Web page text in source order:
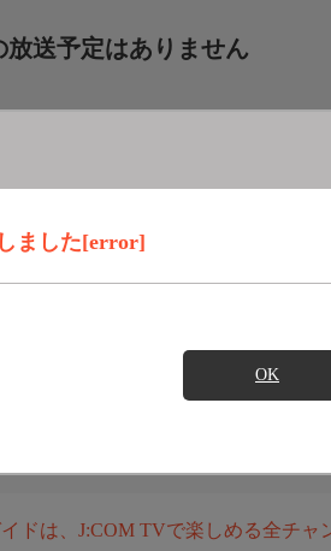
ました[error]
OK
放送予定はありません
ドは、J:COM TVで楽しめる全チャ